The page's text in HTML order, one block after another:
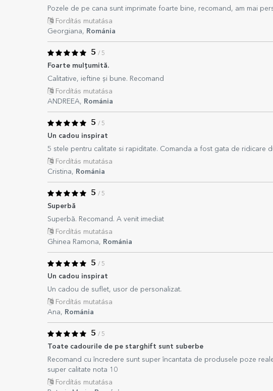
Pozele de pe cana sunt imprimate foarte bine, recomand, am mai
Fordítás mutatása
Georgiana, Románia
5 / 5
Foarte mulțumită.
Calitative, ieftine și bune. Recomand
Fordítás mutatása
ANDREEA, Románia
5 / 5
Un cadou inspirat
5 stele pentru calitate si rapiditate. Comanda a fost gata de ridicare
Fordítás mutatása
Cristina, Románia
5 / 5
Superbă
Superbă. Recomand. A venit imediat
Fordítás mutatása
Ghinea Ramona, Románia
5 / 5
Un cadou inspirat
Un cadou de suflet, usor de personalizat.
Fordítás mutatása
Ana, Románia
5 / 5
Toate cadourile de pe starghift sunt suberbe
Recomand cu încredere sunt super încantata de produsele poze
super calitate nota 10
Fordítás mutatása